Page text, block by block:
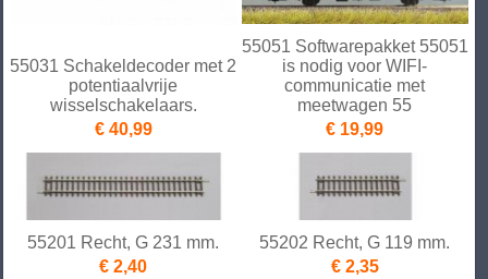
55031 Schakeldecoder met 2
potentiaalvrije
wisselschakelaars.
€ 40,99
55051 Softwarepakket 55051
is nodig voor WIFI-
communicatie met
meetwagen 55
€ 19,99
55201 Recht, G 231 mm.
€ 2,40
55202 Recht, G 119 mm.
€ 2,35